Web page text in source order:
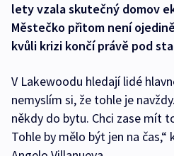
lety vzala skutečný domov
Městečko přitom není
kvůli krizi končí právě pod
V Lakewoodu hledají lidé
nemyslím si, že tohle je
někdy do bytu. Chci zase mít
Tohle by mělo být jen na